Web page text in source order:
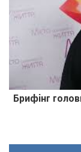
Брифінг